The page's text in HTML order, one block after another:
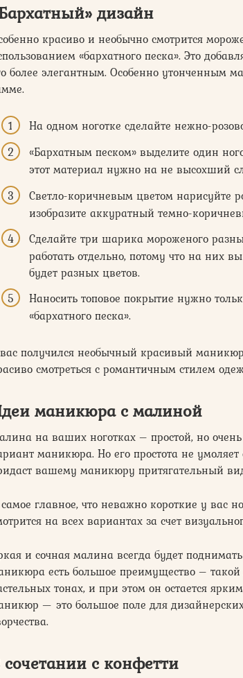
дизайн
красиво и необычно смотрится
«бархатного песка». Это
более элегантным. Особенно утонченным
На одном ноготке сделайте нежно-
«Бархатным песком» выделите один
этот материал нужно на не высохший
Светло-коричневым цветом нарисуйте
изобразите аккуратный темно-
Сделайте три шарика мороженого
работать отдельно, потому что на них
будет разных цветов.
Наносить топовое покрытие нужно
«бархатного песка».
получился необычный красивый
смотреться с романтичным стилем
маникюра с малиной
на ваших ноготках – простой, но
маникюра. Но его простота не
вашему маникюру притягательный
главное, что неважно короткие у
на всех вариантах за счет
и сочная малина всегда будет
есть большое преимущество –
тонах, и при этом он остается
— это большое поле для
с конфетти